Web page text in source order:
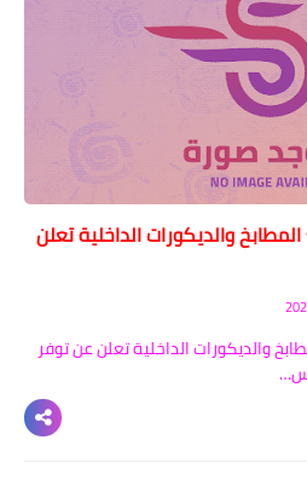
والديكورات الداخلية تعلن
والديكورات الداخلية تعلن عن توفر